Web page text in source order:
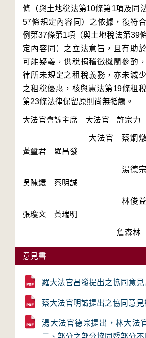
條（與土地稅法第10條第1項及同
57條規定內容同）之依據，復符
例第37條第1項（與土地稅法第39
定內容同）之立法意旨，且有助
可能疑義，供稅捐稽徵機關參酌
律所未規定之租稅義務，亦未減
之租稅優惠，核與憲法第19條租
大法官　蔡烱燉　
湯德宗　黃
林俊益　許
詹森林　黃
意見書
羅大法官昌發提出之協同意見
蔡大法官明誠提出之協同意見
湯大法官德宗提出，林大法
二、部分之部分協同暨部分不